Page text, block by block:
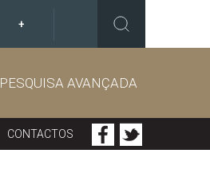
+
PESQUISA AVANÇADA
CONTACTOS